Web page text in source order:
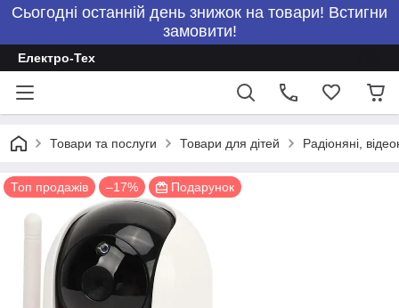
Сьогодні останній день знижок на товари! Встигни
замовити!
Електро-Тех
Товари та послуги Товари для дітей Радіоняні,
Топ продажів –17% Подарунок